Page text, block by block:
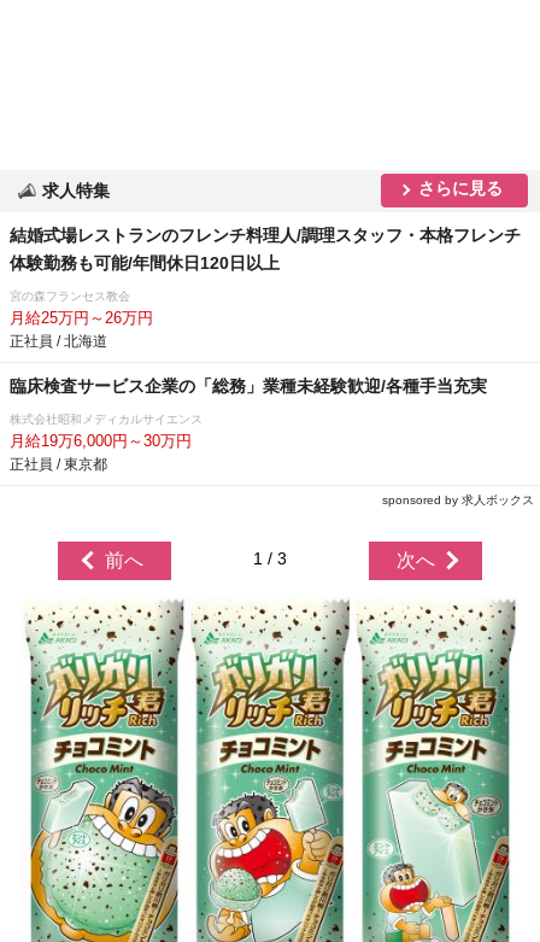
求人特集 さらに見る
結婚式場レストランのフレンチ料理人/調理スタッフ・本格フレンチ
体験勤務も可能/年間休日120日以上
宮の森フランセス教会
月給25万円～26万円
正社員 / 北海道
臨床検査サービス企業の「総務」業種未経験歓迎/各種手当充実
株式会社昭和メディカルサイエンス
月給19万6,000円～30万円
正社員 / 東京都
sponsored by 求人ボックス
前へ 1 / 3 次へ